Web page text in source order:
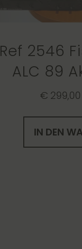
Ref 2546
ALC 89
€ 299,00
IN DEN